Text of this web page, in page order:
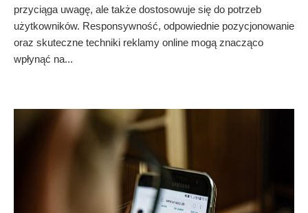
przyciąga uwagę, ale także dostosowuje się do potrzeb
użytkowników. Responsywność, odpowiednie pozycjonowanie
oraz skuteczne techniki reklamy online mogą znacząco
wpłynąć na...